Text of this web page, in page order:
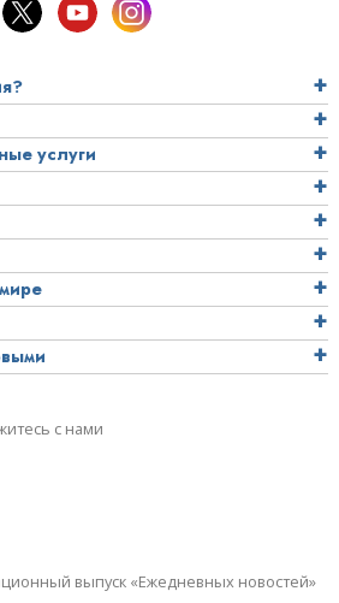
услуги
с нами
выпуск «Ежедневных новостей»